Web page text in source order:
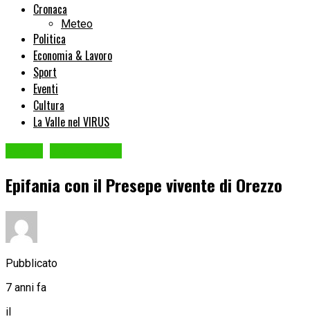
Cronaca
Meteo
Politica
Economia & Lavoro
Sport
Eventi
Cultura
La Valle nel VIRUS
Epifania con il Presepe vivente di Orezzo
Pubblicato
7 anni fa
il